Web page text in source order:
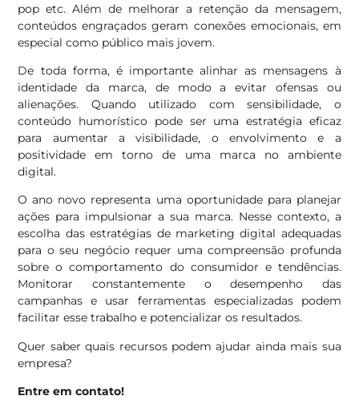
pop etc. Além de melhorar a retenção da mensagem,
conteúdos engraçados geram conexões emocionais, em
especial como público mais jovem.
De toda forma, é importante alinhar as mensagens à
identidade da marca, de modo a evitar ofensas ou
alienações. Quando utilizado com sensibilidade, o
conteúdo humorístico pode ser uma estratégia eficaz
para aumentar a visibilidade, o envolvimento e a
positividade em torno de uma marca no ambiente
digital.
O ano novo representa uma oportunidade para planejar
ações para impulsionar a sua marca. Nesse contexto, a
escolha das estratégias de marketing digital adequadas
para o seu negócio requer uma compreensão profunda
sobre o comportamento do consumidor e tendências.
Monitorar constantemente o desempenho das
campanhas e usar ferramentas especializadas podem
facilitar esse trabalho e potencializar os resultados.
Quer saber quais recursos podem ajudar ainda mais sua
empresa?
Entre em contato!